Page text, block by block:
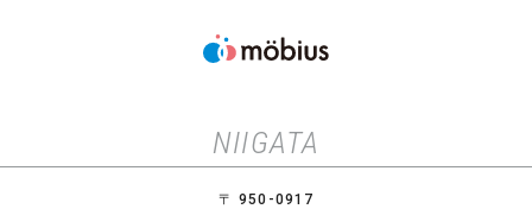
NIIGATA
〒 950-0917